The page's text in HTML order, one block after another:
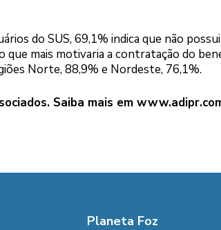
do SUS, 69,1% indica que não
que mais motivaria a contratação do
Norte, 88,9% e Nordeste, 76,1%.
Saiba mais em
Planeta Foz